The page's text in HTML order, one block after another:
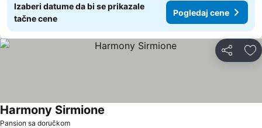
Izaberi datume da bi se prikazale
tačne cene
Pogledaj cene
Deli
Pansion sa doručkom
Harmony Sirmione